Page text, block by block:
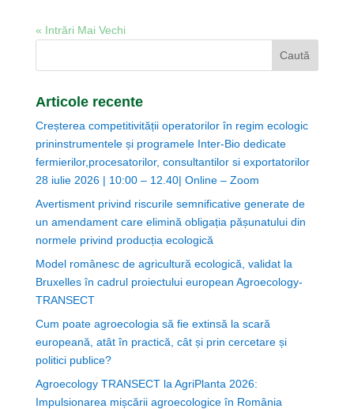
« Intrări Mai Vechi
Articole recente
Creșterea competitivității operatorilor în regim ecologic
prininstrumentele și programele Inter-Bio dedicate
fermierilor,procesatorilor, consultantilor si exportatorilor
28 iulie 2026 | 10:00 – 12.40| Online – Zoom
Avertisment privind riscurile semnificative generate de
un amendament care elimină obligația pășunatului din
normele privind producția ecologică
Model românesc de agricultură ecologică, validat la
Bruxelles în cadrul proiectului european Agroecology-
TRANSECT
Cum poate agroecologia să fie extinsă la scară
europeană, atât în practică, cât și prin cercetare și
politici publice?
Agroecology TRANSECT la AgriPlanta 2026:
Impulsionarea mișcării agroecologice în România